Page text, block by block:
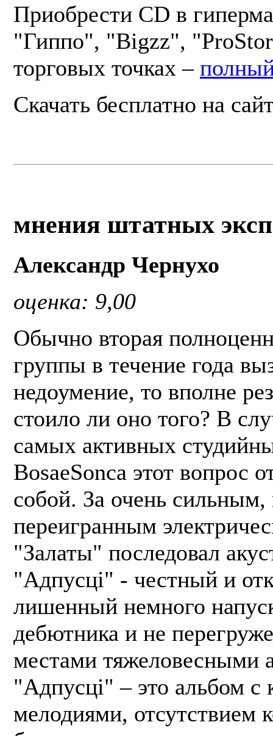
Приобрести CD в
"Гиппо", "Bigzz",
торговых точках –
Скачать бесплатно на
мнения штатных
Александр Чернухо
оценка: 9,00
Обычно вторая
группы в течение года
недоумение, то вполне
стоило ли оно того? В
самых активных
BosaeSonca этот вопрос
собой. За очень
переигранным
"Залаты" последовал
"Адпусці" - честный и
лишенный немного
дебютника и не
местами тяжеловесными
"Адпусці" – это альбом с
мелодиями, отсутствием